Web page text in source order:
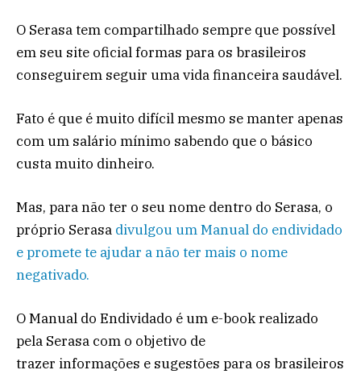
O Serasa tem compartilhado sempre que possível
em seu site oficial formas para os brasileiros
conseguirem seguir uma vida financeira saudável.
Fato é que é muito difícil mesmo se manter apenas
com um salário mínimo sabendo que o básico
custa muito dinheiro.
Mas, para não ter o seu nome dentro do Serasa, o
próprio Serasa divulgou um Manual do endividado
e promete te ajudar a não ter mais o nome
negativado.
O Manual do Endividado é um e-book realizado
pela Serasa com o objetivo de
trazer informações e sugestões para os brasileiros